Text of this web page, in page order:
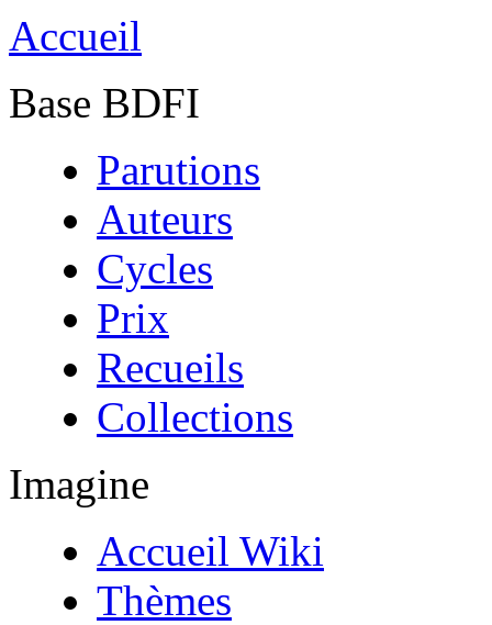
Accueil
Base BDFI
Parutions
Auteurs
Cycles
Prix
Recueils
Collections
Imagine
Accueil Wiki
Thèmes